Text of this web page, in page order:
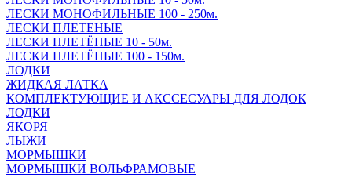
ЛЕСКИ МОНОФИЛЬНЫЕ 100 - 250м.
ЛЕСКИ ПЛЕТЕНЫЕ
ЛЕСКИ ПЛЕТЁНЫЕ 10 - 50м.
ЛЕСКИ ПЛЕТЁНЫЕ 100 - 150м.
ЛОДКИ
ЖИДКАЯ ЛАТКА
КОМПЛЕКТУЮЩИЕ И АКССЕСУАРЫ ДЛЯ ЛОДОК
ЛОДКИ
ЯКОРЯ
ЛЫЖИ
МОРМЫШКИ
МОРМЫШКИ ВОЛЬФРАМОВЫЕ